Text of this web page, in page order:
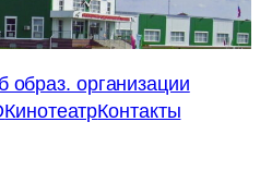
образ. организации
КинотеатрКонтакты